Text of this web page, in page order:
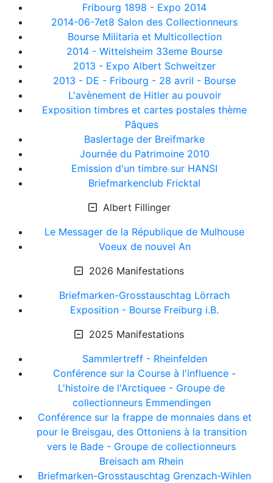
Fribourg 1898 - Expo 2014
2014-06-7et8 Salon des Collectionneurs
Bourse Militaria et Multicollection
2014 - Wittelsheim 33eme Bourse
2013 - Expo Albert Schweitzer
2013 - DE - Fribourg - 28 avril - Bourse
L'avènement de Hitler au pouvoir
Exposition timbres et cartes postales thème
Pâques
Baslertage der Breifmarke
Journée du Patrimoine 2010
Emission d'un timbre sur HANSI
Briefmarkenclub Fricktal
Albert Fillinger
Le Messager de la République de Mulhouse
Voeux de nouvel An
2026 Manifestations
Briefmarken-Grosstauschtag Lörrach
Exposition - Bourse Freiburg i.B.
2025 Manifestations
Sammlertreff - Rheinfelden
Conférence sur la Course à l'influence -
L'histoire de l'Arctiquee - Groupe de
collectionneurs Emmendingen
Conférence sur la frappe de monnaies dans et
pour le Breisgau, des Ottoniens à la transition
vers le Bade - Groupe de collectionneurs
Breisach am Rhein
Briefmarken-Grosstauschtag Grenzach-Wihlen